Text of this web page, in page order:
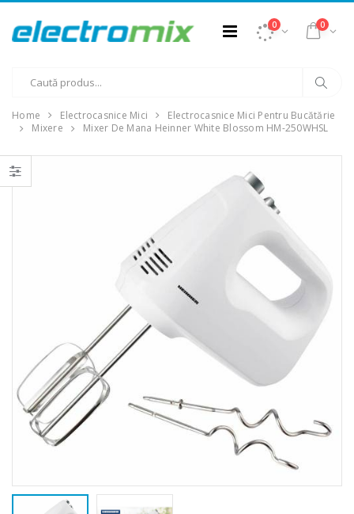
0 0
Home Electrocasnice Mici
Electrocasnice Mici Pentru Bucătărie
Mixere
Mixer De Mana Heinner White Blossom HM-250WHSL